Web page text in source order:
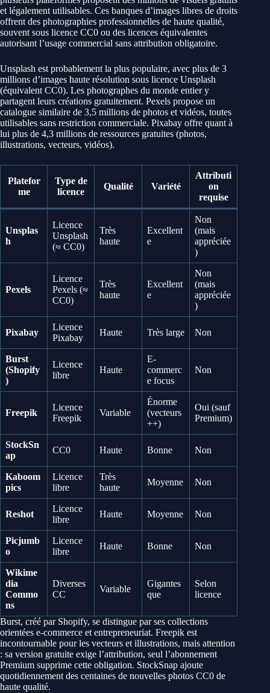
et légalement utilisables. Ces banques d’images libres de droits
offrent des photographies professionnelles de haute qualité,
souvent sous licence CC0 ou des licences équivalentes
autorisant l’usage commercial sans attribution obligatoire.
Unsplash est probablement la plus populaire, avec plus de 3
millions d’images haute résolution sous licence Unsplash
(équivalent CC0). Les photographes du monde entier y
partagent leurs créations gratuitement. Pexels propose un
catalogue similaire de 3,5 millions de photos et vidéos, toutes
utilisables sans restriction commerciale. Pixabay offre quant à
lui plus de 4,3 millions de ressources gratuites (photos,
illustrations, vecteurs, vidéos).
Platefor
me
Type de
licence
Qualité Variété
Attributi
on
requise
Unsplas
h
Licence
Unsplash
(≈ CC0)
Très
haute
Excellent
e
Non
(mais
appréciée
)
Pexels
Licence
Pexels (≈
CC0)
Très
haute
Excellent
e
Non
(mais
appréciée
)
Pixabay
Licence
Pixabay
Haute Très large Non
Burst
(Shopify
)
Licence
libre
Haute
E-
commerc
e focus
Non
Freepik
Licence
Freepik
Variable
Énorme
(vecteurs
++)
Oui (sauf
Premium)
StockSn
ap
CC0 Haute Bonne Non
Kaboom
pics
Licence
libre
Très
haute
Moyenne Non
Reshot
Licence
libre
Haute Moyenne Non
Picjumb
o
Licence
libre
Haute Bonne Non
Wikime
dia
Commo
ns
Diverses
CC
Variable
Gigantes
que
Selon
licence
Burst, créé par Shopify, se distingue par ses collections
orientées e-commerce et entrepreneuriat. Freepik est
incontournable pour les vecteurs et illustrations, mais attention
: sa version gratuite exige l’attribution, seul l’abonnement
Premium supprime cette obligation. StockSnap ajoute
quotidiennement des centaines de nouvelles photos CC0 de
haute qualité.